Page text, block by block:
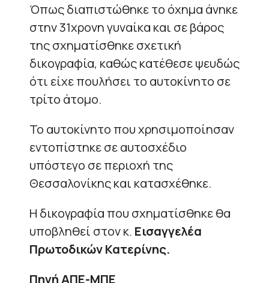
Όπως διαπιστώθηκε το όχημα άνηκε
στην 31χρονη γυναίκα και σε βάρος
της σχηματίσθηκε σχετική
δικογραφία, καθώς κατέθεσε ψευδώς
ότι είχε πουλήσει το αυτοκίνητο σε
τρίτο άτομο.
Το αυτοκίνητο που χρησιμοποίησαν
εντοπίστηκε σε αυτοσχέδιο
υπόστεγο σε περιοχή της
Θεσσαλονίκης και κατασχέθηκε.
Η δικογραφία που σχηματίσθηκε θα
υποβληθεί στον κ. Εισαγγελέα
Πρωτοδικών Κατερίνης.
Πηγή ΑΠΕ-ΜΠΕ